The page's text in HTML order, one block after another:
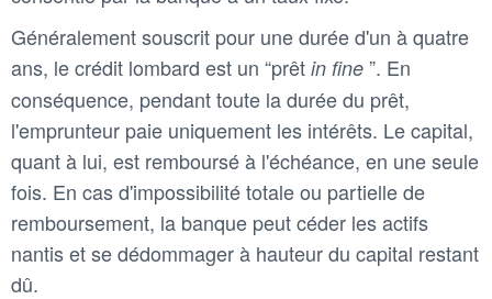
Généralement souscrit pour une durée d'un à quatre
ans, le crédit lombard est un “prêt in fine ”. En
conséquence, pendant toute la durée du prêt,
l'emprunteur paie uniquement les intérêts. Le capital,
quant à lui, est remboursé à l'échéance, en une seule
fois. En cas d'impossibilité totale ou partielle de
remboursement, la banque peut céder les actifs
nantis et se dédommager à hauteur du capital restant
dû.